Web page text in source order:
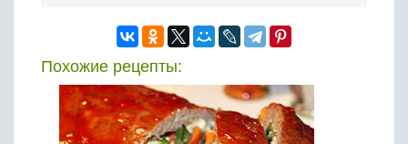
Похожие рецепты: